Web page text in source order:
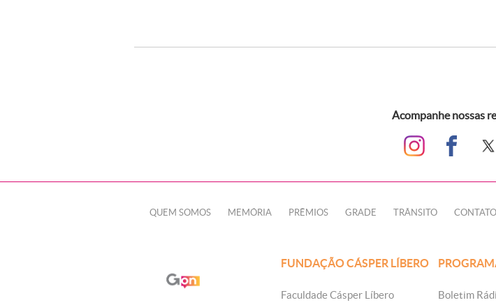
Acompanhe nossas
QUEM SOMOS MEMÓRIA PRÊMIOS GRADE TRÂNSITO CONTATO
FUNDAÇÃO CÁSPER LÍBERO
Faculdade Cásper Líbero
Boletim